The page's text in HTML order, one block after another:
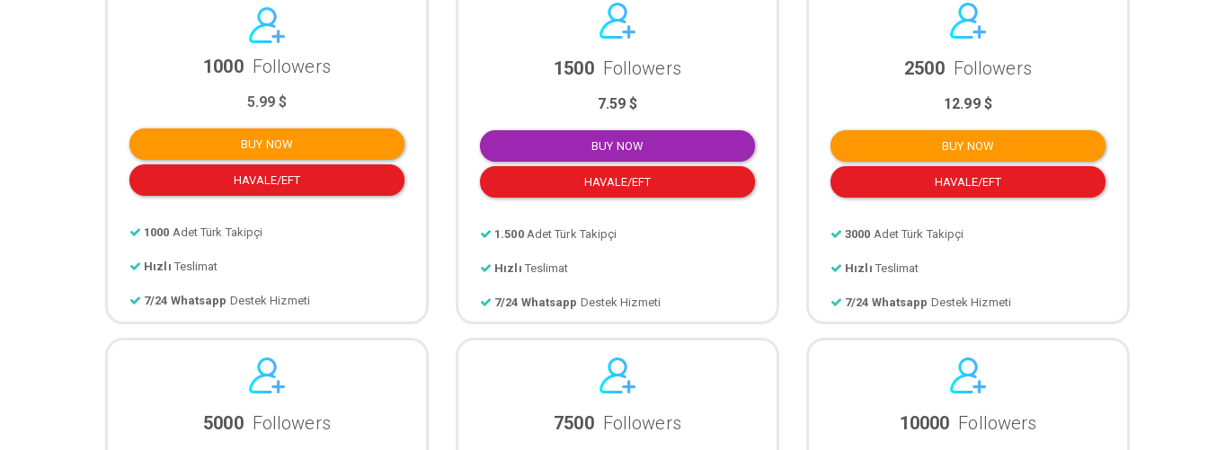
1000 Followers
5.99 $
BUY NOW
HAVALE/EFT
1000 Adet Türk Takipçi
Hızlı Teslimat
7/24 Whatsapp Destek Hizmeti
1500 Followers
7.59 $
BUY NOW
HAVALE/EFT
1.500 Adet Türk Takipçi
Hızlı Teslimat
7/24 Whatsapp Destek Hizmeti
2500 Followers
12.99 $
BUY NOW
HAVALE/EFT
3000 Adet Türk Takipçi
Hızlı Teslimat
7/24 Whatsapp Destek Hizmeti
5000 Followers 7500 Followers 10000 Followers